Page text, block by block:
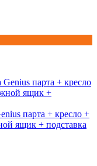
парта + кресло +
ящик + подставка